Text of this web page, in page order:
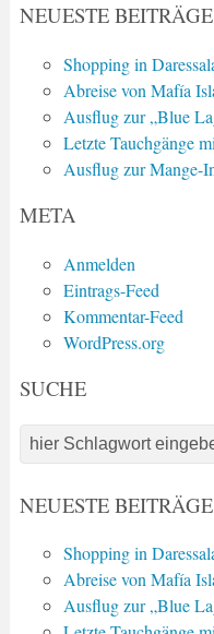
NEUESTE BEITRÄGE
Shopping in
Abreise von Mafía
Ausflug zur „Blue
Letzte Tauchgänge
Ausflug zur Mange-
META
Anmelden
Eintrags-Feed
Kommentar-Feed
WordPress.org
SUCHE
NEUESTE BEITRÄGE
Shopping in
Abreise von Mafía
Ausflug zur „Blue